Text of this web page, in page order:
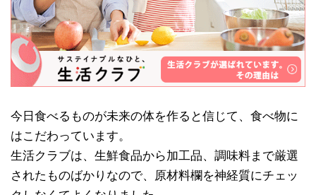
今日食べるものが未来の体を作ると信じて、食べ物に
はこだわっています。
生活クラブは、生鮮食品から加工品、調味料まで厳選
されたものばかりなので、原材料欄を神経質にチェッ